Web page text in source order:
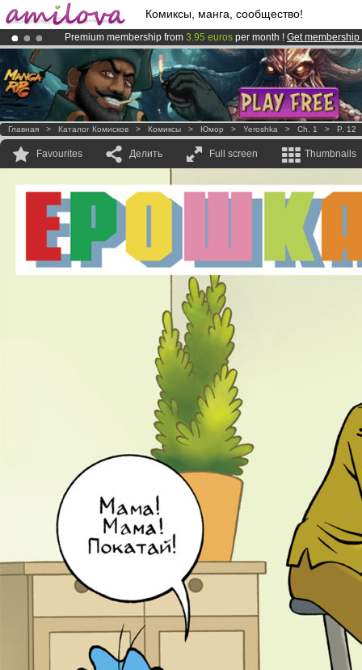
Комиксы, манга, сообщество!
Premium membership from 3.95 euros per month ! Get membership
Already 100000membersand 1000comics & mangas!.
AmilovaKickstarter is now LIVE!.
Главная > Каталог Комисков > Комиксы > Юмор > Yeroshka > Ch. 1 > P. 12
Favourites Делить Full screen Thumbnails